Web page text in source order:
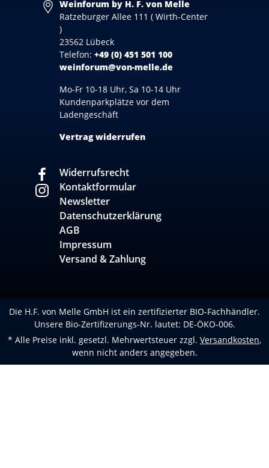
Weinforum by H. F. von Melle
Ratzeburger Allee 111 ( Wirth-Center
)
23562 Lübeck
Telefon: +49 (0) 451 501 100
weinforum@von-melle.de
Mo-Fr 10-18 Uhr, Sa 10-14 Uhr
Kundenparkplätze vor dem
Ladengeschäft
Vertrag widerrufen
Widerrufsrecht
Kontaktformular
Newsletter
Datenschutzerklärung
AGB
Impressum
Versand & Zahlung
Die H.F. von Melle GmbH ist ein zertifizierter BIO-Fachhändler.
Unsere Bio-Zertifizerungs-Nr. lautet: DE-ÖKO-006.
* Alle Preise inkl. gesetzl. Mehrwertsteuer zzgl. Versandkosten,
wenn nicht anders angegeben.